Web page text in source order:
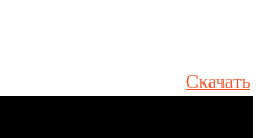
Скачать